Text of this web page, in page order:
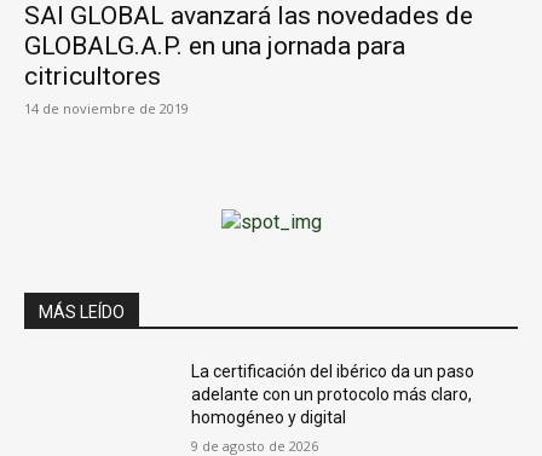
SAI GLOBAL avanzará las novedades de
GLOBALG.A.P. en una jornada para
citricultores
14 de noviembre de 2019
MÁS LEÍDO
La certificación del ibérico da un paso
adelante con un protocolo más claro,
homogéneo y digital
9 de agosto de 2026